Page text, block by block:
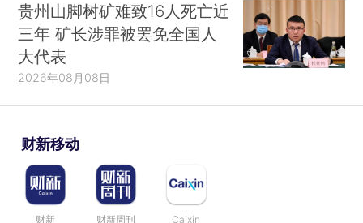
贵州山脚树矿难致16人死亡近
三年 矿长涉罪被罢免全国人
大代表
2026年08月08日
财新移动
财新 财新周刊 Caixin